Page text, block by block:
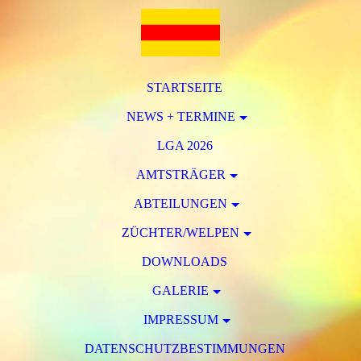
STARTSEITE
NEWS + TERMINE
LGA 2026
AMTSTRÄGER
ABTEILUNGEN
ZÜCHTER/WELPEN
DOWNLOADS
GALERIE
IMPRESSUM
DATENSCHUTZBESTIMMUNGEN